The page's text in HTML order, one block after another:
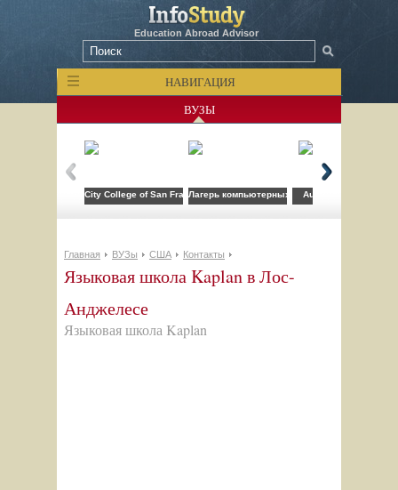
Education Abroad Advisor
НАВИГАЦИЯ
ВУЗЫ
City College of San FranciscoЛагерь компьютерных технологий FLS при
Auburn University
Главная ВУЗы США Контакты
Языковая школа Kaplan в Лос-
Анджелесе
Языковая школа Kaplan